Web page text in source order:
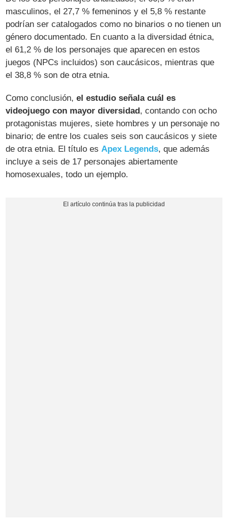
masculinos, el 27,7 % femeninos y el 5,8 % restante
podrían ser catalogados como no binarios o no tienen un
género documentado. En cuanto a la diversidad étnica,
el 61,2 % de los personajes que aparecen en estos
juegos (NPCs incluidos) son caucásicos, mientras que
el 38,8 % son de otra etnia.
Como conclusión,el estudio señala cuál es
videojuego con mayor diversidad, contando con ocho
protagonistas mujeres, siete hombres y un personaje no
binario; de entre los cuales seis son caucásicos y siete
de otra etnia. El título es Apex Legends, que además
incluye a seis de 17 personajes abiertamente
homosexuales, todo un ejemplo.